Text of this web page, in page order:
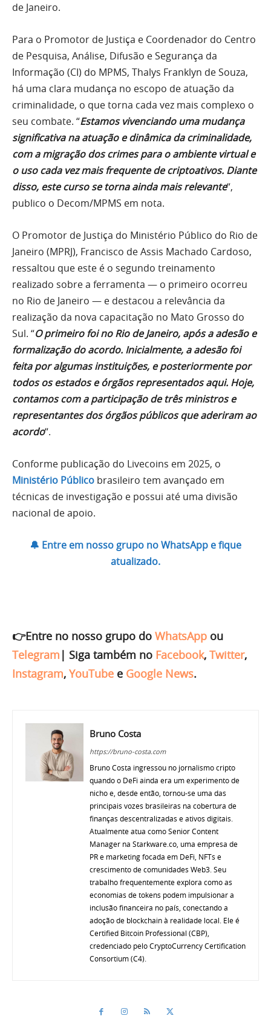
de Janeiro.
Para o Promotor de Justiça e Coordenador do Centro
de Pesquisa, Análise, Difusão e Segurança da
Informação (CI) do MPMS, Thalys Franklyn de Souza,
há uma clara mudança no escopo de atuação da
criminalidade, o que torna cada vez mais complexo o
seu combate. “Estamos vivenciando uma mudança
significativa na atuação e dinâmica da criminalidade,
com a migração dos crimes para o ambiente virtual e
o uso cada vez mais frequente de criptoativos. Diante
disso, este curso se torna ainda mais relevante“,
publico o Decom/MPMS em nota.
O Promotor de Justiça do Ministério Público do Rio de
Janeiro (MPRJ), Francisco de Assis Machado Cardoso,
ressaltou que este é o segundo treinamento
realizado sobre a ferramenta — o primeiro ocorreu
no Rio de Janeiro — e destacou a relevância da
realização da nova capacitação no Mato Grosso do
Sul. “O primeiro foi no Rio de Janeiro, após a adesão e
formalização do acordo. Inicialmente, a adesão foi
feita por algumas instituições, e posteriormente por
todos os estados e órgãos representados aqui. Hoje,
contamos com a participação de três ministros e
representantes dos órgãos públicos que aderiram ao
acordo“.
Conforme publicação do Livecoins em 2025, o
Ministério Público brasileiro tem avançado em
técnicas de investigação e possui até uma divisão
nacional de apoio.
🔔 Entre em nosso grupo no WhatsApp e fique
atualizado.
👉Entre no nosso grupo do WhatsApp ou
Telegram | Siga também no Facebook, Twitter,
Instagram, YouTube e Google News.
Bruno Costa
https://bruno-costa.com
Bruno Costa ingressou no jornalismo cripto
quando o DeFi ainda era um experimento de
nicho e, desde então, tornou-se uma das
principais vozes brasileiras na cobertura de
finanças descentralizadas e ativos digitais.
Atualmente atua como Senior Content
Manager na Starkware.co, uma empresa de
PR e marketing focada em DeFi, NFTs e
crescimento de comunidades Web3. Seu
trabalho frequentemente explora como as
economias de tokens podem impulsionar a
inclusão financeira no país, conectando a
adoção de blockchain à realidade local. Ele é
Certified Bitcoin Professional (CBP),
credenciado pelo CryptoCurrency Certification
Consortium (C4).